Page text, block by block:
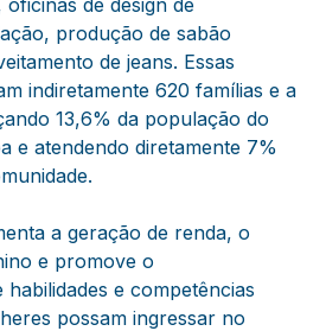
de design de
produção de sabão
de jeans. Essas
indiretamente 620 famílias e a
13,6% da população do
e atendendo diretamente 7%
a geração de renda, o
e promove o
e competências
possam ingressar no